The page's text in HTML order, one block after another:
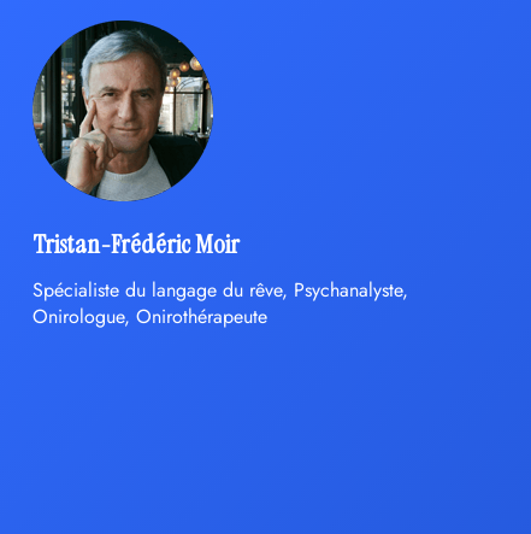
Tristan-Frédéric Moir
Spécialiste du langage du rêve, Psychanalyste,
Onirologue, Onirothérapeute